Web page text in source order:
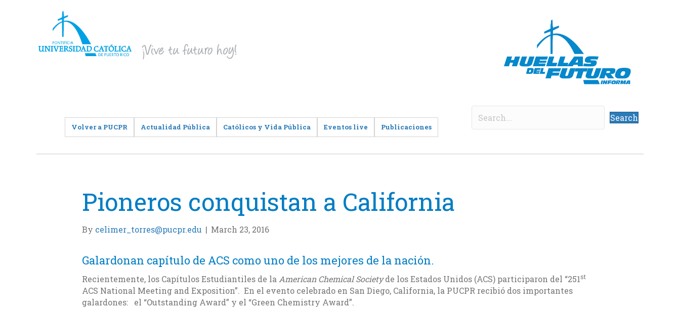
Volver a PUCPR Actualidad Pública Católicos y Vida Pública Eventos live Publicaciones
Search
Pioneros conquistan a California
By celimer_torres@pucpr.edu | March 23, 2016
Galardonan capítulo de ACS como uno de los mejores de la nación.
Recientemente, los Capítulos Estudiantiles de laAmerican Chemical Societyde los Estados Unidos (ACS) participaron del “251st
ACS National Meeting and Exposition”. En el evento celebrado en San Diego, California, la PUCPR recibió dos importantes
galardones: el “Outstanding Award” y el “Green Chemistry Award”.